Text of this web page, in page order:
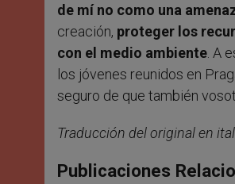
de mí no como una
creación, proteger los
con el medio ambiente . A
los jóvenes reunidos en
seguro de que también
Traducción del original en
Publicaciones